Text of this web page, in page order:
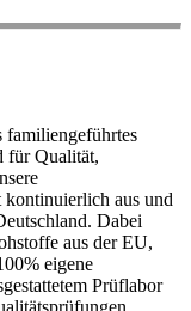
familiengeführtes
für Qualität,
kontinuierlich aus und
Dabei
aus der EU,
eigene
Prüflabor